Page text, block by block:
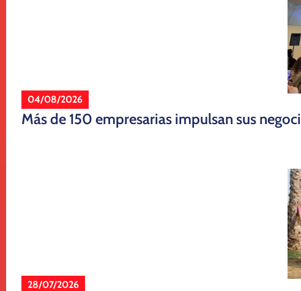
04/08/2026
Más de 150 empresarias impulsan sus
28/07/2026